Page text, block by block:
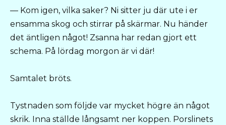
— Kom igen, vilka saker? Ni sitter ju där ute i er
ensamma skog och stirrar på skärmar. Nu händer
det äntligen något! Zsanna har redan gjort ett
schema. På lördag morgon är vi där!
Samtalet bröts.
Tystnaden som följde var mycket högre än något
skrik. Inna ställde långsamt ner koppen. Porslinets